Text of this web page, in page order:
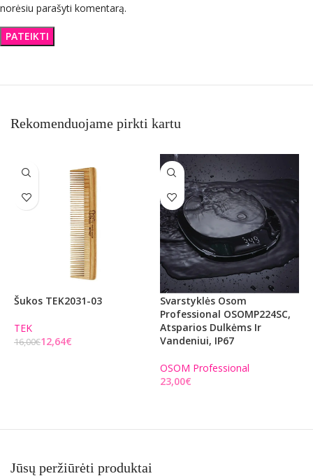
norėsiu parašyti komentarą.
Rekomenduojame pirkti kartu
Šukos TEK2031-03
TEK
16,00€12,64€
Svarstyklės Osom
Professional OSOMP224SC,
Atsparios Dulkėms Ir
Vandeniui, IP67
OSOM Professional
€
Jūsų peržiūrėti produktai